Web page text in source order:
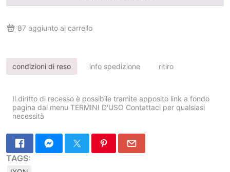
87 aggiunto al carrello
condizioni di reso info spedizione ritiro
Il diritto di recesso è possibile tramite apposito link a fondo
pagina dal menu TERMINI D'USO Contattaci per qualsiasi
necessità
TAGS: